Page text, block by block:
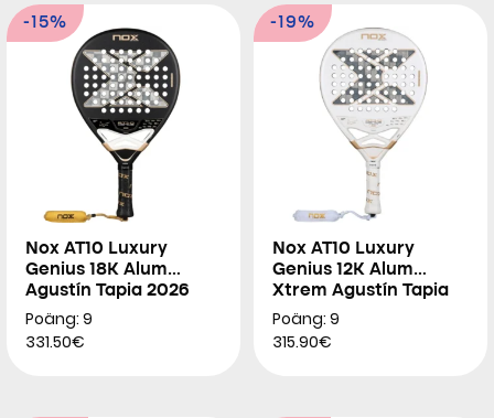
-15%
Nox AT10 Luxury
Genius 18K Alum
Agustín Tapia 2026
Poäng: 9
331.50€
-19%
Nox AT10 Luxury
Genius 12K Alum
Xtrem Agustín Tapia
2026
Poäng: 9
315.90€